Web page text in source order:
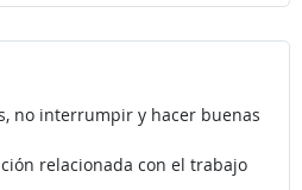
no interrumpir y hacer buenas
relacionada con el trabajo